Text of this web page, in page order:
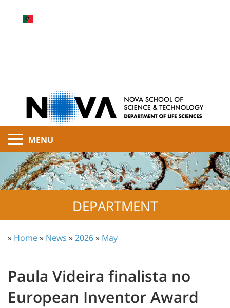
MENU
DEPARTMENT
» Home» News »2026» May
Paula Videira finalista no
European Inventor Award